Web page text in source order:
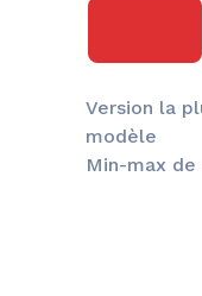
Version la
modèle
Min-max